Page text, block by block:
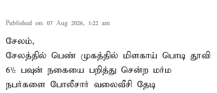
Published on: 07 Aug 2026, 1:22 am
சேலம்,
சேலத்தில் பெண் முகத்தில் மிளகாய் பொடி தூவி
6½ பவுன் நகையை பறித்து சென்ற மர்ம
நபர்களை போலீசார் வலைவீசி தேடி